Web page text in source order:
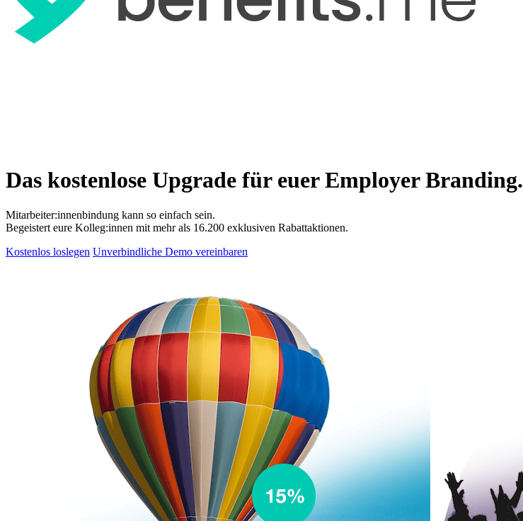
Das kostenlose Upgrade für euer Employer Branding.
Mitarbeiter:innenbindung kann so einfach sein.
Begeistert eure Kolleg:innen mit mehr als 16.200 exklusiven Rabattaktionen.
Kostenlos loslegen Unverbindliche Demo vereinbaren